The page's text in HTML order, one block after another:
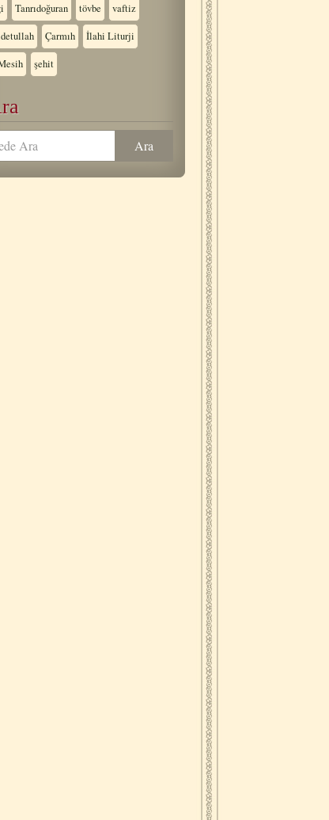
Tanrıdoğuran tövbe vaftiz
Çarmıh İlahi Liturji
şehit